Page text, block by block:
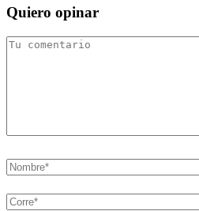
Quiero opinar